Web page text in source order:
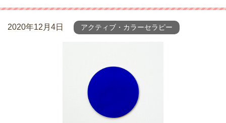
2020年12月4日 アクティブ・カラーセラピー